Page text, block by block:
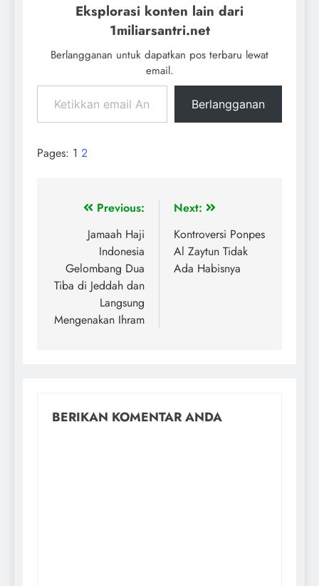
Eksplorasi konten lain dari
1miliarsantri.net
Berlangganan untuk dapatkan pos terbaru lewat
email.
Berlangganan
Pages: 1 2
Previous:
Jamaah Haji
Indonesia
Gelombang Dua
Tiba di Jeddah dan
Langsung
Mengenakan Ihram
Next:
Kontroversi Ponpes
Al Zaytun Tidak
Ada Habisnya
BERIKAN KOMENTAR ANDA